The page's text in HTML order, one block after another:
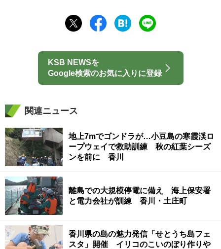
KSB NEWSを
Google検索のお気に入りに登録
関連ニュース
地上7mでゴンドラが…小豆島の寒霞渓ロ
ープウェイで救助訓練 秋の紅葉シーズ
ンを前に 香川
離島での大規模停電に備え 海上保安署
と電力会社が訓練 香川・土庄町
香川県の島の魅力発信「せとうち島フェ
スタ」開催 イリコのこいのぼり作りや